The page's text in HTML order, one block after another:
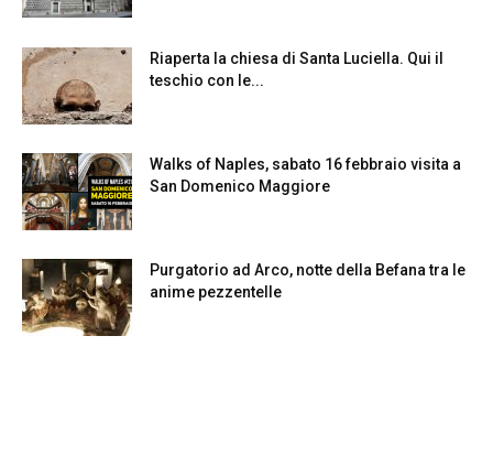
Riaperta la chiesa di Santa Luciella. Qui il
teschio con le...
Walks of Naples, sabato 16 febbraio visita a
San Domenico Maggiore
Purgatorio ad Arco, notte della Befana tra le
anime pezzentelle